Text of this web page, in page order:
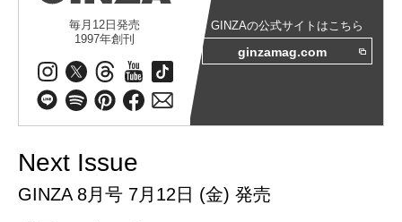
毎月12日発売
1997年創刊
GINZAの公式サイトはこちら
ginzamag.com
Next Issue
GINZA 8月号 7月12日 (金) 発売